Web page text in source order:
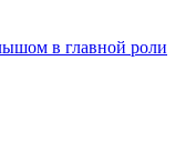
в главной роли